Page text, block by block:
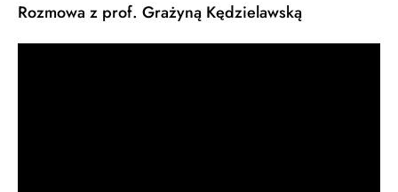
Rozmowa z prof. Grażyną Kędzielawską